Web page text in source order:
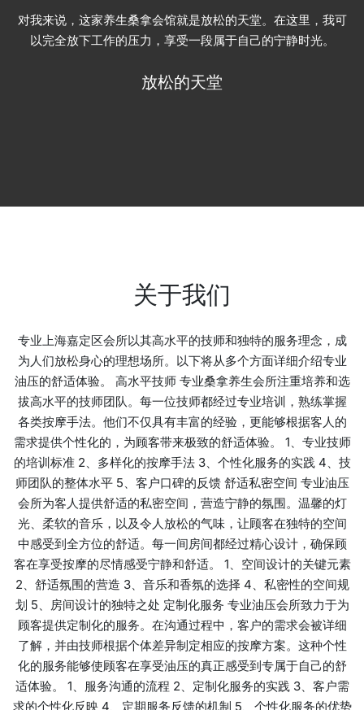
对我来说，这家养生桑拿会馆就是放松的天堂。在这里，我可
以完全放下工作的压力，享受一段属于自己的宁静时光。
放松的天堂
关于我们
专业上海嘉定区会所以其高水平的技师和独特的服务理念，成
为人们放松身心的理想场所。以下将从多个方面详细介绍专业
油压的舒适体验。 高水平技师 专业桑拿养生会所注重培养和选
拔高水平的技师团队。每一位技师都经过专业培训，熟练掌握
各类按摩手法。他们不仅具有丰富的经验，更能够根据客人的
需求提供个性化的，为顾客带来极致的舒适体验。 1、专业技师
的培训标准 2、多样化的按摩手法 3、个性化服务的实践 4、技
师团队的整体水平 5、客户口碑的反馈 舒适私密空间 专业油压
会所为客人提供舒适的私密空间，营造宁静的氛围。温馨的灯
光、柔软的音乐，以及令人放松的气味，让顾客在独特的空间
中感受到全方位的舒适。每一间房间都经过精心设计，确保顾
客在享受按摩的尽情感受宁静和舒适。 1、空间设计的关键元素
2、舒适氛围的营造 3、音乐和香氛的选择 4、私密性的空间规
划 5、房间设计的独特之处 定制化服务 专业油压会所致力于为
顾客提供定制化的服务。在沟通过程中，客户的需求会被详细
了解，并由技师根据个体差异制定相应的按摩方案。这种个性
化的服务能够使顾客在享受油压的真正感受到专属于自己的舒
适体验。 1、服务沟通的流程 2、定制化服务的实践 3、客户需
求的个性化反映 4、定期服务反馈的机制 5、个性化服务的优势